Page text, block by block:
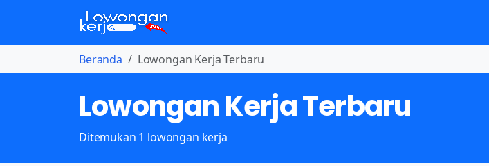
Beranda Lowongan Kerja Terbaru
Lowongan Kerja Terbaru
Ditemukan 1 lowongan kerja